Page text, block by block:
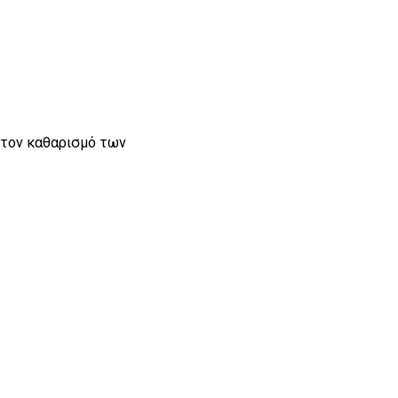
καθαρισμό των